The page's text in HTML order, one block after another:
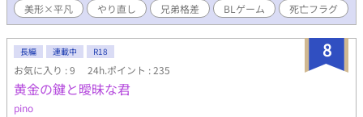
の「死亡ふらぐ」を壊していく中で、この世界が「びいえるげえ
む」の舞台であり、公爵は「テンセイシャ」だと判明していく。
転生者と登場人物ゆえのすれ違い、ゲームで割り振られた役割と
人格のギャップ、世界の強制力に知らず翻弄されるうち、ユーリ
ィは知る。自分が最悪の「カクシきゃら」だと。そして公爵の中
の"創真"が、ユーリィを救うため十二回死んでまでやり直してい
ることを。 どんでん返しからの甘々ハピエンです。
美形×平凡
やり直し 兄弟格差 BLゲーム 死亡フラグ
8
長編 連載中 R18
お気に入り : 9 24h.ポイント : 235
黄金の鍵と曖昧な君
pino